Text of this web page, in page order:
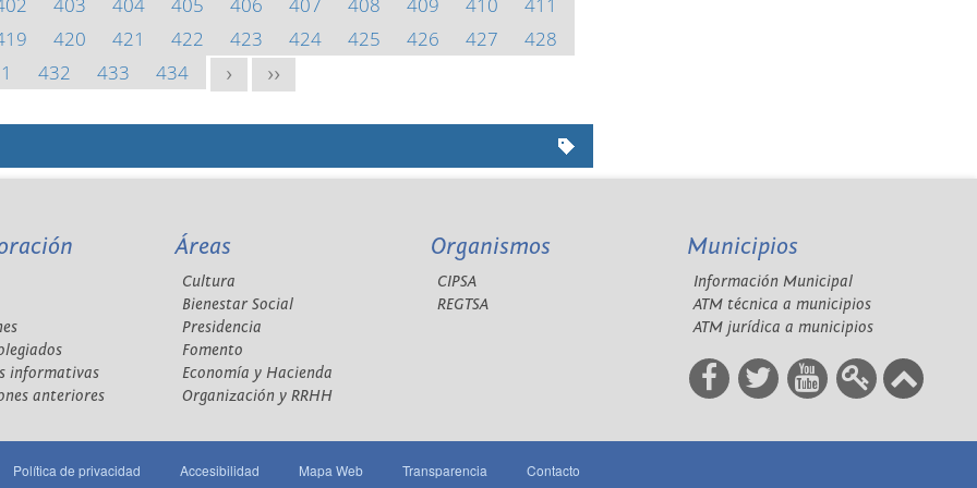
420 421 422 423 424 425 426 427
428
432 433 434 > >>
informativas
anteriores
Áreas
Cultura
Bienestar Social
Presidencia
Fomento
Economía y Hacienda
Organización y RRHH
Organismos
CIPSA
REGTSA
Municipios
Información Municipal
ATM técnica a municipios
ATM jurídica a municipios
Política de privacidad Accesibilidad Mapa Web Transparencia Contacto